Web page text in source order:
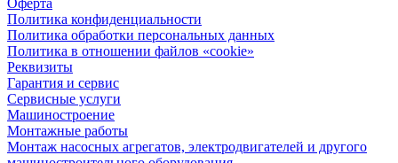
Оферта
Политика конфиденциальности
Политика обработки персональных данных
Политика в отношении файлов «cookie»
Реквизиты
Гарантия и сервис
Сервисные услуги
Машиностроение
Монтажные работы
Монтаж насосных агрегатов, электродвигателей и другого